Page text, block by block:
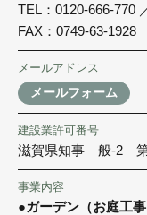
TEL： 0120-666-770
FAX：0749-63-1928
メールアドレス
メールフォーム
建設業許可番号
滋賀県知事 般-2 第
事業内容
●ガーデン（お庭工